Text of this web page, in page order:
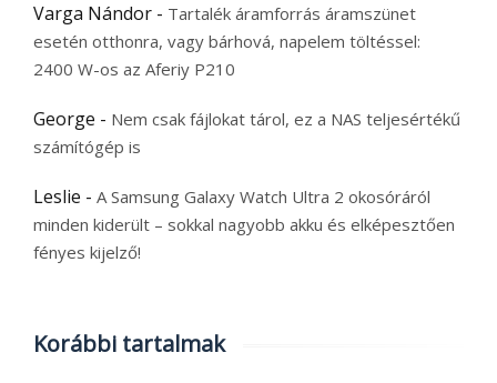
Varga Nándor - Tartalék áramforrás áramszünet
esetén otthonra, vagy bárhová, napelem töltéssel:
2400 W-os az Aferiy P210
George - Nem csak fájlokat tárol, ez a NAS teljesértékű
számítógép is
Leslie - A Samsung Galaxy Watch Ultra 2 okosóráról
minden kiderült – sokkal nagyobb akku és elképesztően
fényes kijelző!
Korábbi tartalmak